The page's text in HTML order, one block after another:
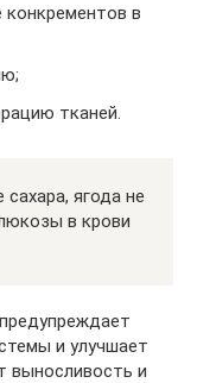
в
тканей.
ягода не
в крови
и улучшает
выносливость и